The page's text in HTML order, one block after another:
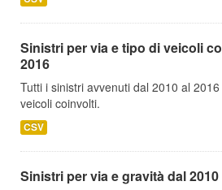
Sinistri per via e tipo di veicoli
2016
Tutti i sinistri avvenuti dal 2010 al
veicoli coinvolti.
CSV
Sinistri per via e gravità dal 2010